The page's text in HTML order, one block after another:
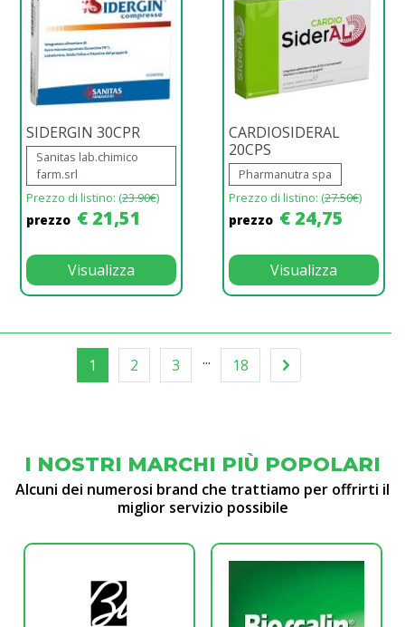
SIDERGIN 30CPR
Sanitas lab.chimico
farm.srl
Prezzo di listino: (23.90€)
prezzo € 21,51
Visualizza
CARDIOSIDERAL
20CPS
Pharmanutra spa
Prezzo di listino: (27.50€)
prezzo € 24,75
Visualizza
1 2 3 ... 18
I NOSTRI MARCHI PIÙ POPOLARI
Alcuni dei numerosi brand che trattiamo per offrirti il
miglior servizio possibile